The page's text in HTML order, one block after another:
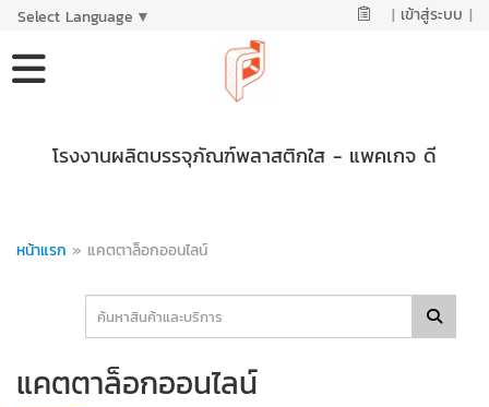
Select Language ▼ | เข้าสู่ระบบ |
โรงงานผลิตบรรจุภัณฑ์พลาสติกใส - แพคเกจ ดี
หน้าแรก » แคตตาล็อกออนไลน์
แคตตาล็อกออนไลน์